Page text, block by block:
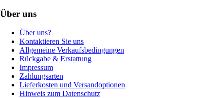
Über uns
Über uns?
Kontaktieren Sie uns
Allgemeine Verkaufsbedingungen
Rückgabe & Erstattung
Impressum
Zahlungsarten
Lieferkosten und Versandoptionen
Hinweis zum Datenschutz